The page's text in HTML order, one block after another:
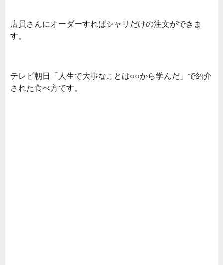
店員さんにオーダーすればシャリだけの注文ができま
す。
テレビ朝日「人生で大事なことは○○から学んだ」で紹介
された食べ方です。